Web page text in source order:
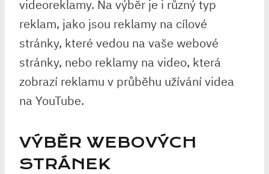
videoreklamy. Na výběr je i různý typ
reklam, jako jsou reklamy na cílové
stránky, které vedou na vaše webové
stránky, nebo reklamy na video, která
zobrazí reklamu v průběhu užívání videa
na YouTube.
VÝBĚR WEBOVÝCH
STRÁNEK